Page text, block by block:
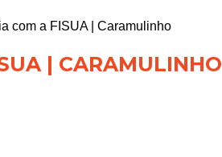
com a FISUA | Caramulinho
| CARAMULINHO